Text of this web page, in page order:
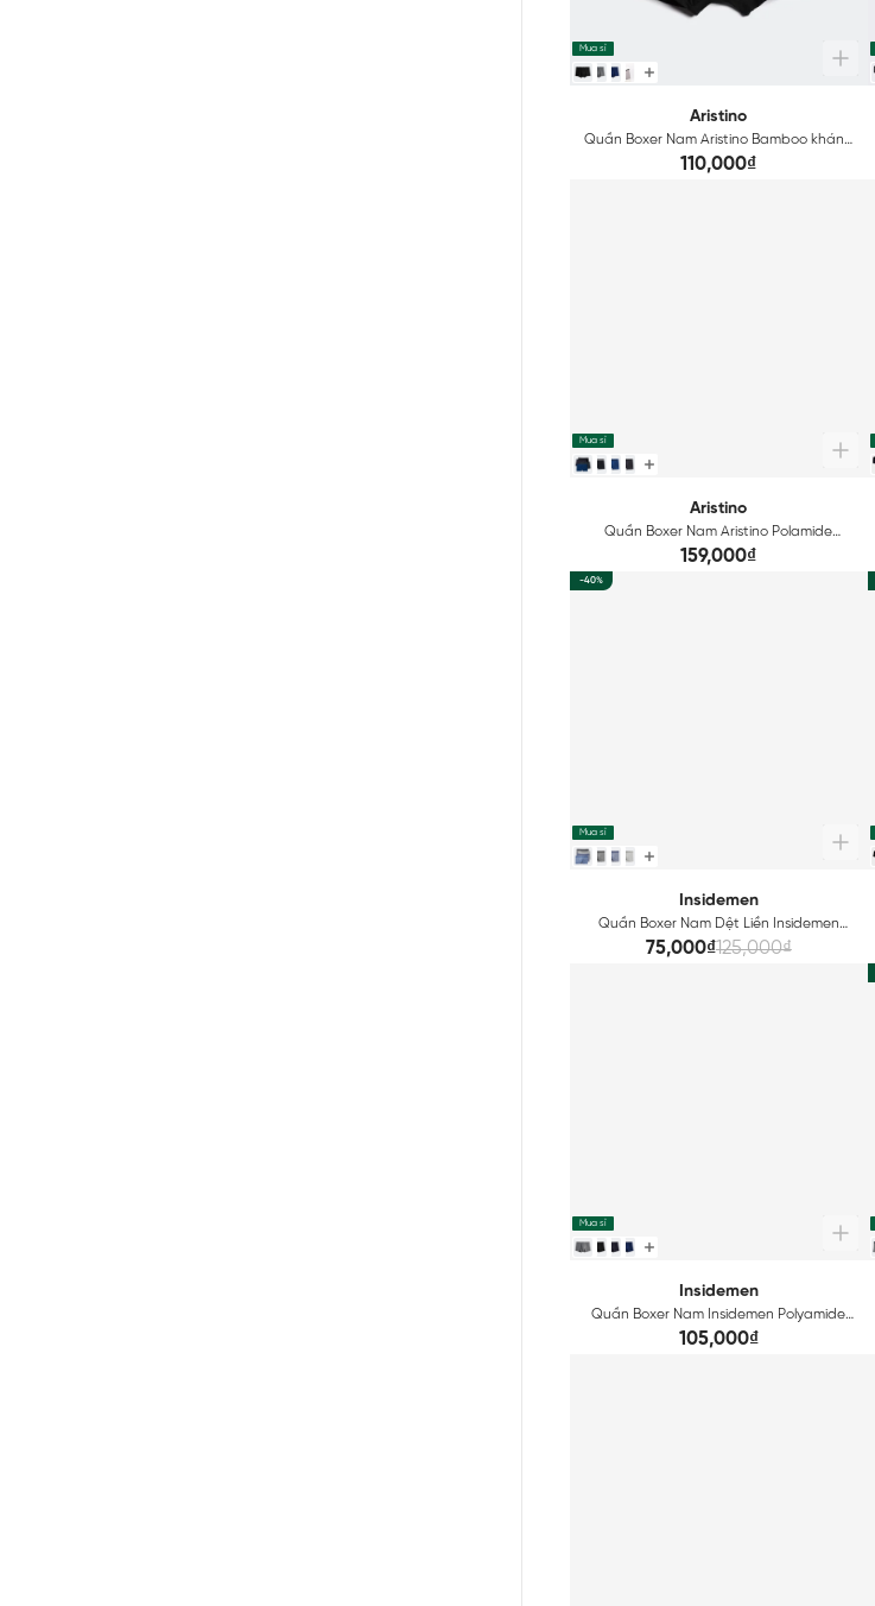
Mua sỉ
Aristino
Quần Boxer Nam Aristino Bamboo kháng
khuẩn ABX1608
110,000₫
Mua sỉ
Aristino
Quần Boxer Nam Aristino Polamide
Seamless Technical ABX068
159,000₫
-40%
Mua sỉ
Insidemen
Quần Boxer Nam Dệt Liền Insidemen
Polyamide IBX025
75,000₫125,000₫
Mua sỉ
Insidemen
Quần Boxer Nam Insidemen Polyamide
IBX008
105,000₫